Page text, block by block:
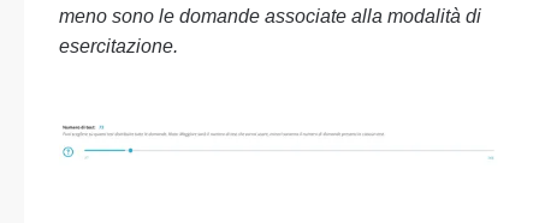
meno sono le domande associate alla modalità di
esercitazione.